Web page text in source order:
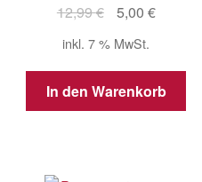
12,99€
Ursprünglicher
war:
12,99 €
5,00 €Aktueller
5,00 €.
inkl. 7 % MwSt.
In den Warenkorb